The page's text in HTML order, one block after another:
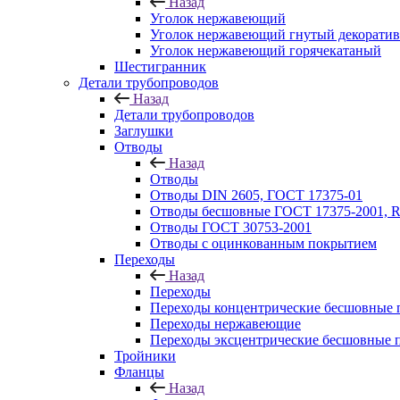
Уголок нержавеющий
Уголок нержавеющий гнутый
Уголок нержавеющий горячекатаный
Шестигранник
Детали трубопроводов
Назад
Детали трубопроводов
Заглушки
Отводы
Назад
Отводы
Отводы DIN 2605, ГОСТ 17375-01
Отводы бесшовные ГОСТ 17375-2001,
Отводы ГОСТ 30753-2001
Отводы с оцинкованным покрытием
Переходы
Назад
Переходы
Переходы концентрические бесшовные
Переходы нержавеющие
Переходы эксцентрические бесшовные
Тройники
Фланцы
Назад